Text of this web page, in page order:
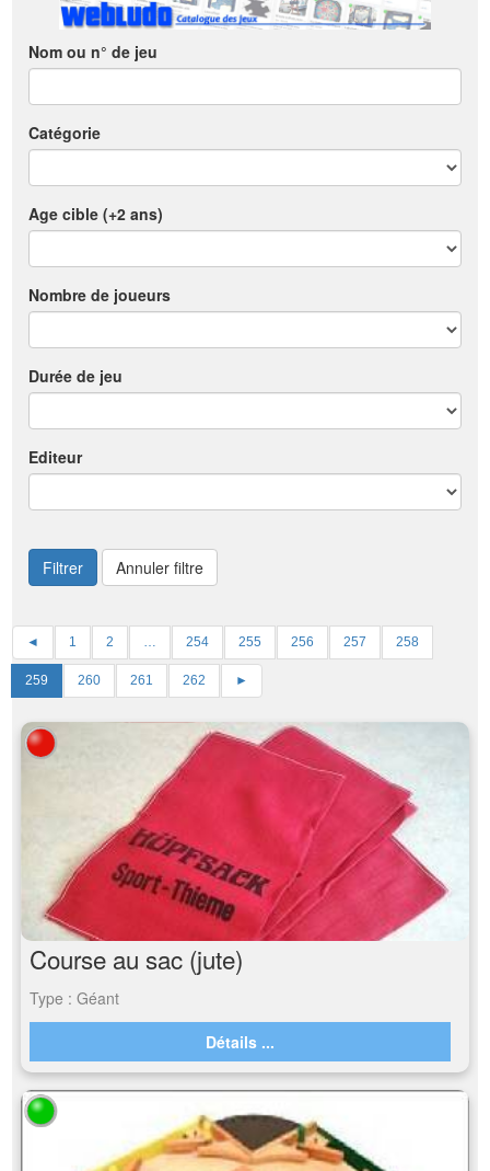
Nom ou n° de jeu
Catégorie
Age cible (+2 ans)
Nombre de joueurs
Durée de jeu
Editeur
Filtrer Annuler filtre
◄ 1 2 … 254 255 256 257 258
259 260 261 262 ►
Course au sac (jute)
Type : Géant
Détails ...